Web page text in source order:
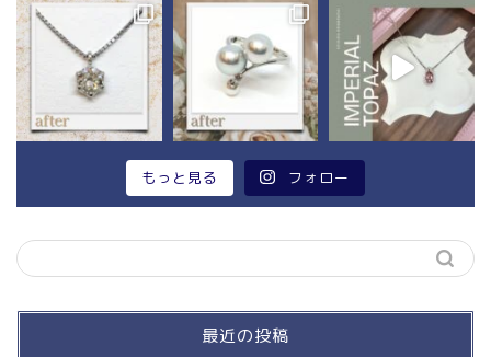
もっと見る フォロー
最近の投稿